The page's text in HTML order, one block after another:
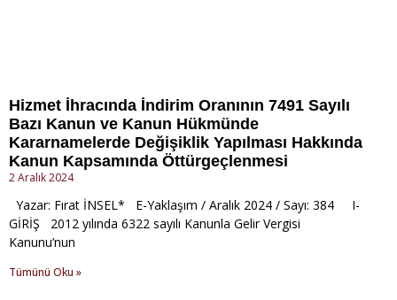
Hizmet İhracında İndirim Oranının 7491 Sayılı
Bazı Kanun ve Kanun Hükmünde
Kararnamelerde Değişiklik Yapılması Hakkında
Kanun Kapsamında Öttürgeçlenmesi
2 Aralık 2024
Yazar: Fırat İNSEL* E-Yaklaşım / Aralık 2024 / Sayı: 384 I-
GİRİŞ 2012 yılında 6322 sayılı Kanunla Gelir Vergisi
Kanunu’nun
Tümünü Oku »